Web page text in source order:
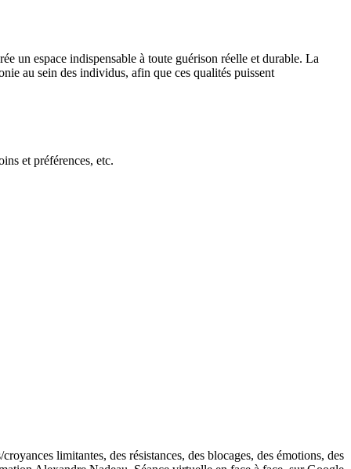
un espace indispensable à toute guérison réelle et durable. La
au sein des individus, afin que ces qualités puissent
et préférences, etc.
limitantes, des résistances, des blocages, des émotions, des